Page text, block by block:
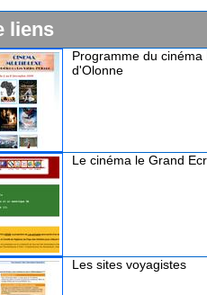
liens
Programme du
d'Olonne
Le cinéma le Grand
Les sites voyagistes